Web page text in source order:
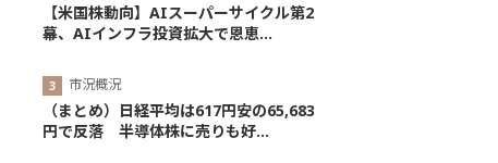
【米国株動向】AIスーパーサイクル第2
幕、AIインフラ投資拡大で恩恵...
市況概況
（まとめ）日経平均は617円安の65,683
円で反落 半導体株に売りも好...